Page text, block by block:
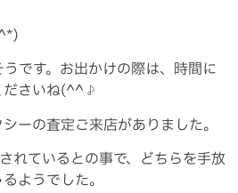
です。お出かけの際は、時間に
ださいね(^^♪
ーの査定ご来店がありました。
れているとの事で、どちらを手放
ようでした。